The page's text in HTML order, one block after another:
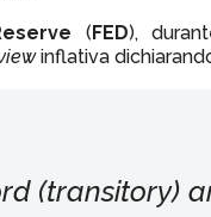
(FED),
inflativa
(transitory)